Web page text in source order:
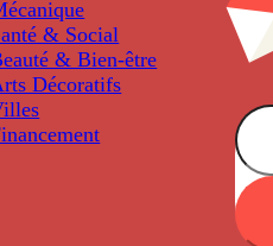
& Social
& Bien-être
Décoratifs